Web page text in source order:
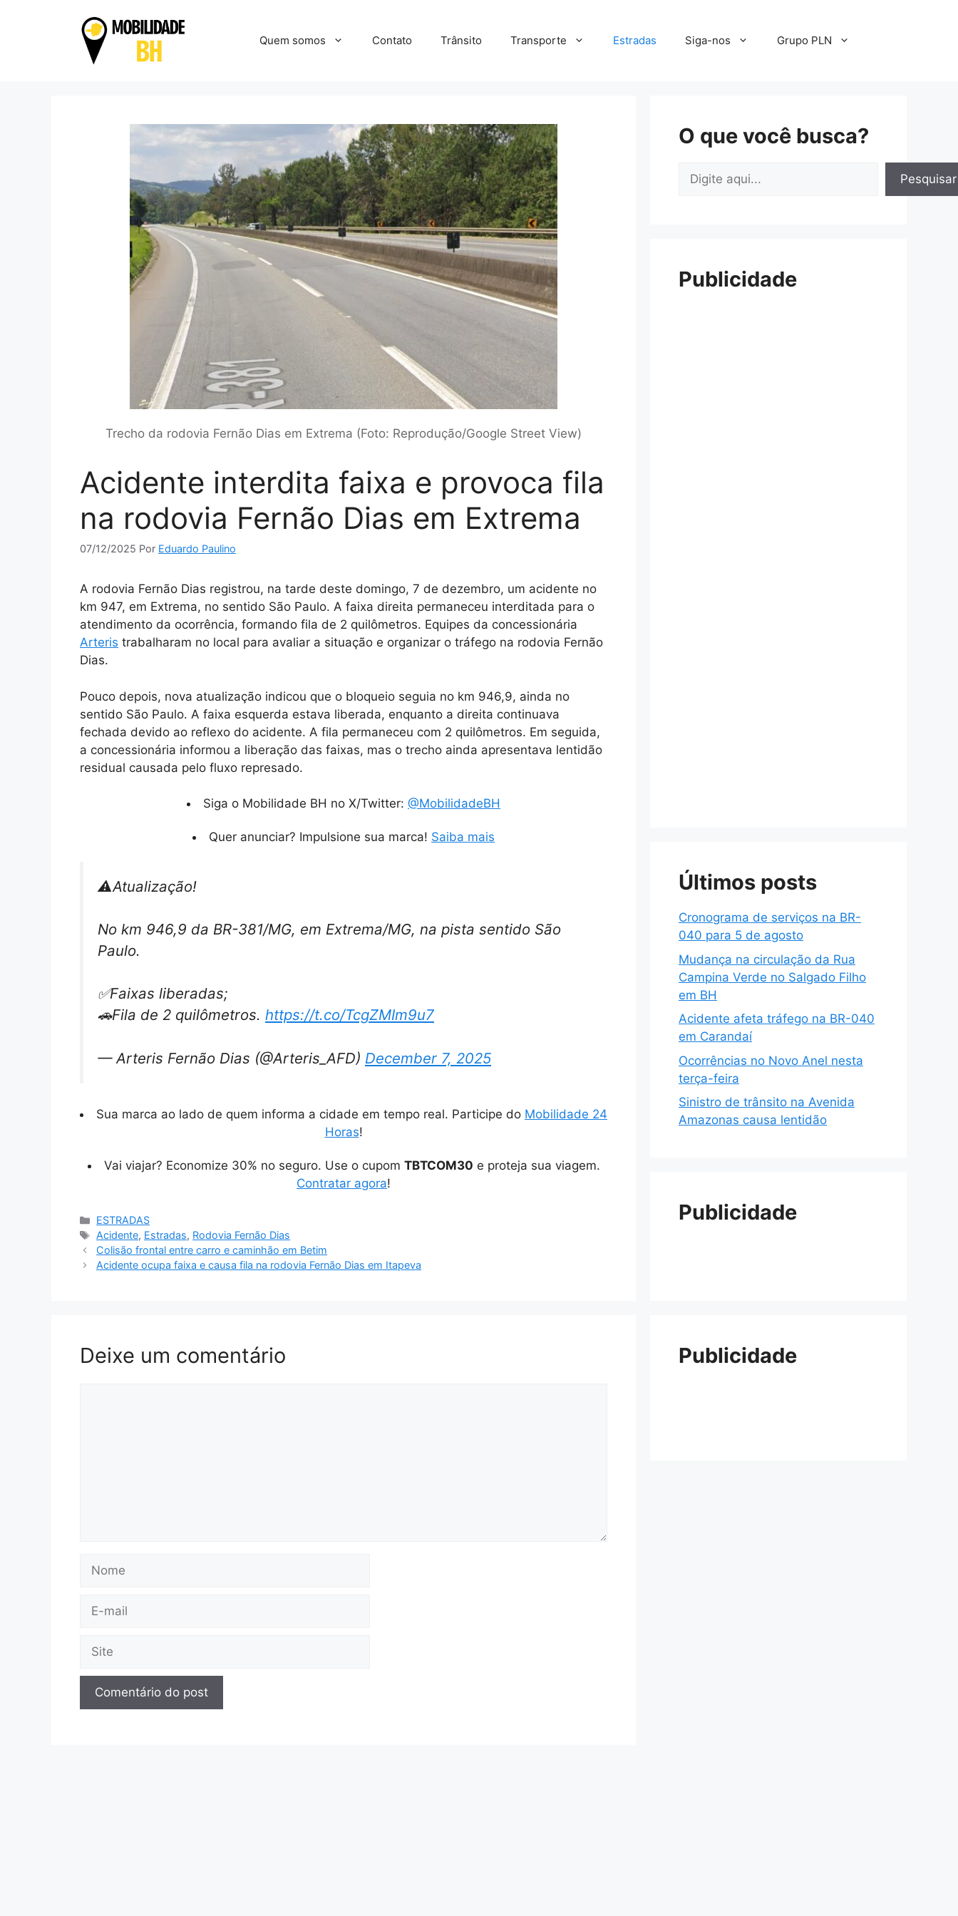
Quem somos Contato Trânsito Transporte Estradas Siga-nos Grupo PLN
Trecho da rodovia Fernão Dias em Extrema (Foto: Reprodução/Google Street View)
Acidente interdita faixa e provoca fila
na rodovia Fernão Dias em Extrema
07/12/2025 Por Eduardo Paulino
A rodovia Fernão Dias registrou, na tarde deste domingo, 7 de dezembro, um acidente no
km 947, em Extrema, no sentido São Paulo. A faixa direita permaneceu interditada para o
atendimento da ocorrência, formando fila de 2 quilômetros. Equipes da concessionária
Arteris trabalharam no local para avaliar a situação e organizar o tráfego na rodovia Fernão
Dias.
Pouco depois, nova atualização indicou que o bloqueio seguia no km 946,9, ainda no
sentido São Paulo. A faixa esquerda estava liberada, enquanto a direita continuava
fechada devido ao reflexo do acidente. A fila permaneceu com 2 quilômetros. Em seguida,
a concessionária informou a liberação das faixas, mas o trecho ainda apresentava lentidão
residual causada pelo fluxo represado.
Siga o Mobilidade BH no X/Twitter: @MobilidadeBH
Quer anunciar? Impulsione sua marca! Saiba mais
⚠️Atualização!
No km 946,9 da BR-381/MG, em Extrema/MG, na pista sentido São
Paulo.
✅Faixas liberadas;
🚗Fila de 2 quilômetros. https://t.co/TcgZMIm9u7
— Arteris Fernão Dias (@Arteris_AFD) December 7, 2025
Sua marca ao lado de quem informa a cidade em tempo real. Participe do Mobilidade 24
Horas!
Vai viajar? Economize 30% no seguro. Use o cupom TBTCOM30 e proteja sua viagem.
Contratar agora!
Categorias
ESTRADAS
Tags
Acidente, Estradas, Rodovia Fernão Dias
Colisão frontal entre carro e caminhão em Betim
Acidente ocupa faixa e causa fila na rodovia Fernão Dias em Itapeva
Deixe um comentário
Nome
Site
O que você busca?
Pesquisar
Pesquisar
Publicidade
Últimos posts
Cronograma de serviços na BR-
040 para 5 de agosto
Mudança na circulação da Rua
Campina Verde no Salgado Filho
em BH
Acidente afeta tráfego na BR-040
em Carandaí
Ocorrências no Novo Anel nesta
terça-feira
Sinistro de trânsito na Avenida
Amazonas causa lentidão
Publicidade
Publicidade